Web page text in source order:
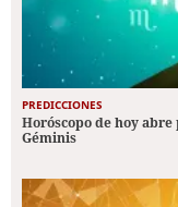
PREDICCIONES
Horóscopo de hoy
Géminis